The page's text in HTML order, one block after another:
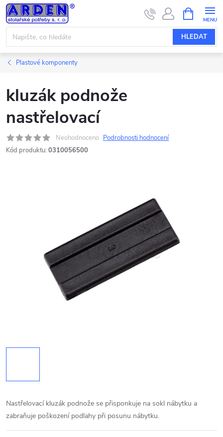
Přejít
na
obsah
HLEDAT
NÁKUPNÍ
KOŠÍK
Plastové komponenty
kluzák podnože
nastřelovací
Neohodnoceno Podrobnosti hodnocení
Kód produktu: 0310056500
Nastřelovací kluzák podnože se přisponkuje na sokl nábytku a
zabraňuje poškození podlahy při posunu nábytku.